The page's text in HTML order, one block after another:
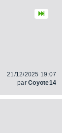
21/12/2025 19:07
parCoyote14